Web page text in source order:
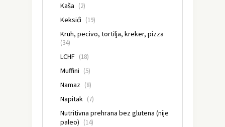
Kaša (2)
Keksići (19)
Kruh, pecivo, tortilja, kreker, pizza
(34)
LCHF (18)
Muffini (5)
Namaz (8)
Napitak (7)
Nutritivna prehrana bez glutena (nije
paleo) (14)